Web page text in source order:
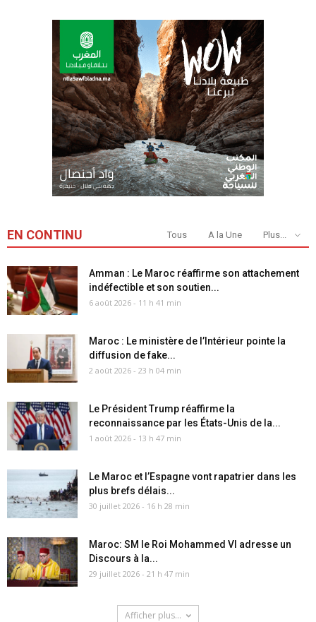
EN CONTINU Tous A la Une Plus...
Amman : Le Maroc réaffirme son attachement
indéfectible et son soutien...
6 août 2026 - 11 h 41 min
Maroc : Le ministère de l’Intérieur pointe la
diffusion de fake...
2 août 2026 - 23 h 04 min
Le Président Trump réaffirme la
reconnaissance par les États-Unis de la...
1 août 2026 - 13 h 47 min
Le Maroc et l’Espagne vont rapatrier dans les
plus brefs délais...
30 juillet 2026 - 16 h 28 min
Maroc: SM le Roi Mohammed VI adresse un
Discours à la...
29 juillet 2026 - 21 h 47 min
Afficher plus...